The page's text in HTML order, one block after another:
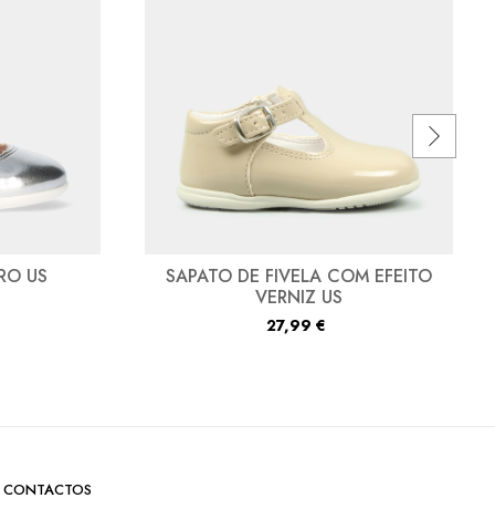
US
SAPATO DE FIVELA COM EFEITO
VERNIZ US
27,99 €
CONTACTOS